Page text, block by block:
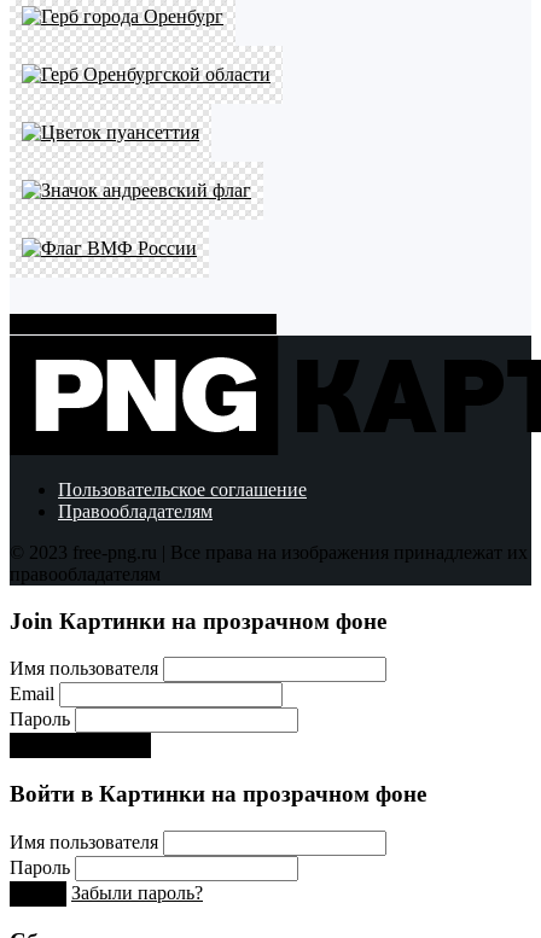
Пользовательское соглашение
Правообладателям
© 2023 free-png.ru | Все права на изображения принадлежат их
правообладателям
Join Картинки на прозрачном фоне
Имя пользователя
Email
Пароль
Войти в Картинки на прозрачном фоне
Имя пользователя
Пароль
Забыли пароль?